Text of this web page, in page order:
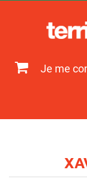
Je me